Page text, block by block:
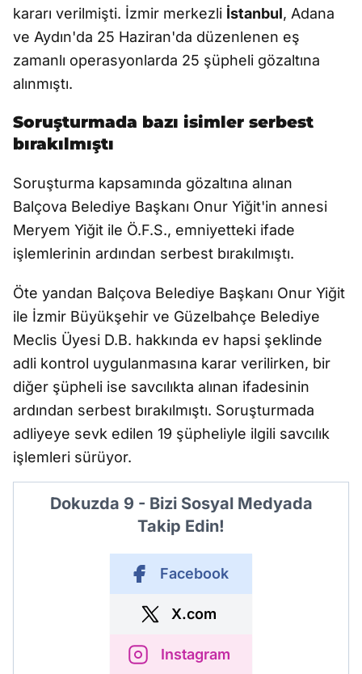
kararı verilmişti. İzmir merkezli İstanbul, Adana
ve Aydın'da 25 Haziran'da düzenlenen eş
zamanlı operasyonlarda 25 şüpheli gözaltına
alınmıştı.
Soruşturmada bazı isimler serbest
bırakılmıştı
Soruşturma kapsamında gözaltına alınan
Balçova Belediye Başkanı Onur Yiğit'in annesi
Meryem Yiğit ile Ö.F.S., emniyetteki ifade
işlemlerinin ardından serbest bırakılmıştı.
Öte yandan Balçova Belediye Başkanı Onur Yiğit
ile İzmir Büyükşehir ve Güzelbahçe Belediye
Meclis Üyesi D.B. hakkında ev hapsi şeklinde
adli kontrol uygulanmasına karar verilirken, bir
diğer şüpheli ise savcılıkta alınan ifadesinin
ardından serbest bırakılmıştı. Soruşturmada
adliyeye sevk edilen 19 şüpheliyle ilgili savcılık
işlemleri sürüyor.
Dokuzda 9 - Bizi Sosyal Medyada
Takip Edin!
Facebook
X.com
Instagram